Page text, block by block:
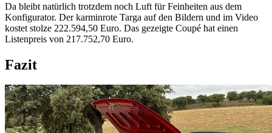
Da bleibt natürlich trotzdem noch Luft für Feinheiten aus dem
Konfigurator. Der karminrote Targa auf den Bildern und im Video
kostet stolze 222.594,50 Euro. Das gezeigte Coupé hat einen
Listenpreis von 217.752,70 Euro.
Fazit